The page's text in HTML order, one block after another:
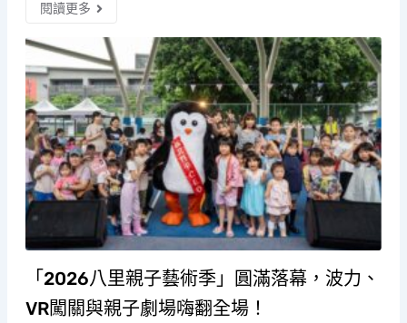
閱讀更多
「2026八里親子藝術季」圓滿落幕，波力、
VR闖關與親子劇場嗨翻全場！